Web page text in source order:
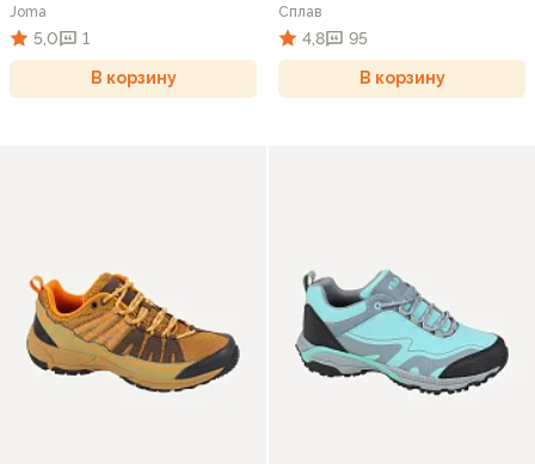
Joma
5,0 1
В корзину
Сплав
4,8 95
В корзину